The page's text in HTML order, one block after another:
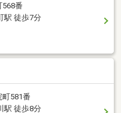
番
駅 徒歩7分
581番
駅 徒歩8分